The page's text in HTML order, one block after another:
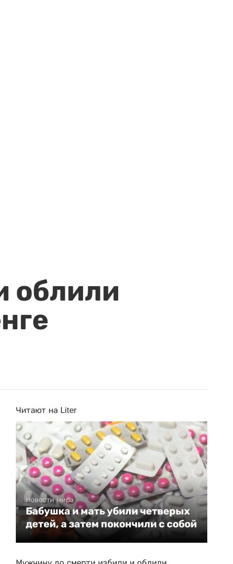
облили
Читают на Liter
Новости мира
Бабушка и мать убили четверых
детей, а затем покончили с собой